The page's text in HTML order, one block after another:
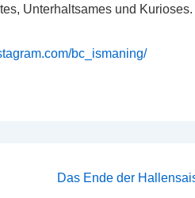
Unterhaltsames und Kurioses.
bc_ismaning/
Nächster
Das Ende der